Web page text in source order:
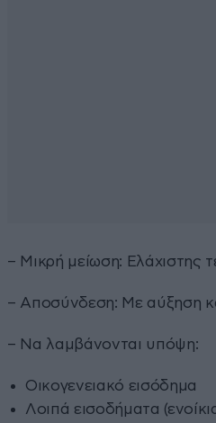
– Μικρή μείωση: Ελάχιστης
– Αποσύνδεση: Με αύξηση
– Να λαμβάνονται υπόψη:
Οικογενειακό εισόδημα
Λοιπά εισοδήματα